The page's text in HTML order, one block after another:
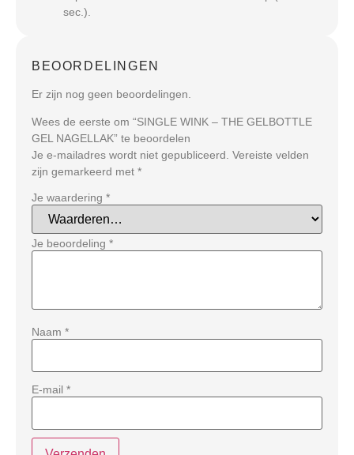
sec.).
BEOORDELINGEN
Er zijn nog geen beoordelingen.
Wees de eerste om “SINGLE WINK – THE GELBOTTLE
GEL NAGELLAK” te beoordelen
Je e-mailadres wordt niet gepubliceerd. Vereiste velden
zijn gemarkeerd met *
Je waardering *
Je beoordeling *
Naam *
E-mail *